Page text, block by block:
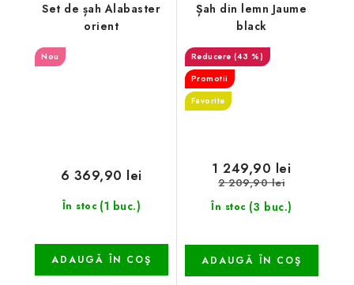
Set de șah Alabaster
orient
Nou
În stoc (1 buc.)
6 369,90 lei
ADAUGĂ ÎN COŞ
Șah din lemn Jaume
black
(43 %)
Promotii
Favorite
În stoc (3 buc.)
1 249,90 lei
2 209,90 lei
ADAUGĂ ÎN COŞ